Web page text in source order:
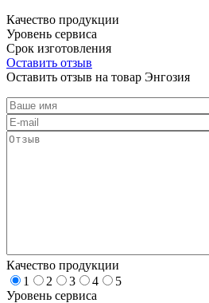
Качество продукции
Уровень сервиса
Срок изготовления
Оставить отзыв
Оставить отзыв на товар Энгозия
Качество продукции
1
2 3 4
5
Уровень сервиса